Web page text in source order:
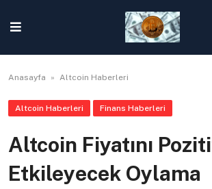
content
Anasayfa » Altcoin Haberleri
Altcoin Haberleri Finans Haberleri
Altcoin Fiyatını
Etkileyecek Oylama